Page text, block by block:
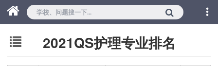
2021QS护理专业排名